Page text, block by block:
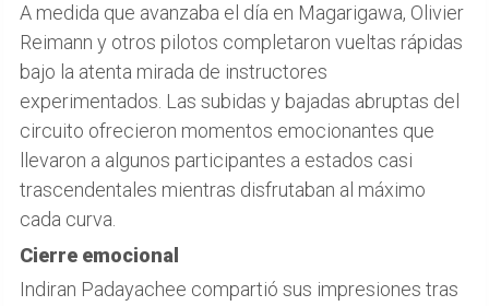
A medida que avanzaba el día en Magarigawa, Olivier
Reimann y otros pilotos completaron vueltas rápidas
bajo la atenta mirada de instructores
experimentados. Las subidas y bajadas abruptas del
circuito ofrecieron momentos emocionantes que
llevaron a algunos participantes a estados casi
trascendentales mientras disfrutaban al máximo
cada curva.
Cierre emocional
Indiran Padayachee compartió sus impresiones tras